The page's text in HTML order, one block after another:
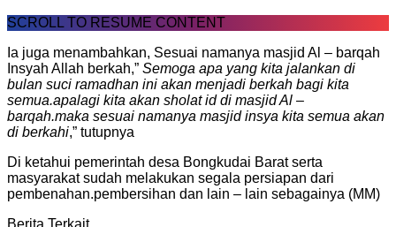
SCROLL TO RESUME CONTENT
Ia juga menambahkan, Sesuai namanya masjid Al – barqah
Insyah Allah berkah,” Semoga apa yang kita jalankan di
bulan suci ramadhan ini akan menjadi berkah bagi kita
semua.apalagi kita akan sholat id di masjid Al –
barqah.maka sesuai namanya masjid insya kita semua akan
di berkahi,” tutupnya
Di ketahui pemerintah desa Bongkudai Barat serta
masyarakat sudah melakukan segala persiapan dari
pembenahan.pembersihan dan lain – lain sebagainya (MM)
Berita Terkait